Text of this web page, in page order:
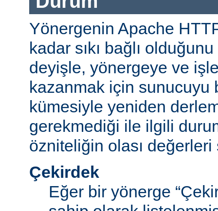
Yönergenin Apache
kadar sıkı bağlı
deyişle, yönergeye ve
kazanmak için sunucuyu
kümesiyle yeniden
gerekmediği ile ilgili
özniteliğin olası değerleri
Çekirdek
Eğer bir yönerge